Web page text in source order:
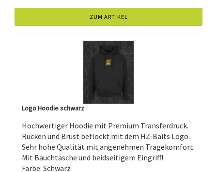
ZUM ARTIKEL
Logo Hoodie schwarz
Hochwertiger Hoodie mit Premium Transferdruck.
Rücken und Brust beflockt mit dem HZ-Baits Logo.
Sehr hohe Qualität mit angenehmen Tragekomfort.
Mit Bauchtasche und beidseitigem Eingriff!
Farbe: Schwarz